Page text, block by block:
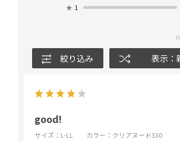
★ 1
絞り込み 表示：
good!
サイズ：L-LL
カラー：クリアヌード330